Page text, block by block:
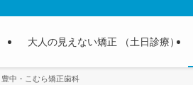
大人の見えない矯正 （土日診療）
中・こむら矯正歯科